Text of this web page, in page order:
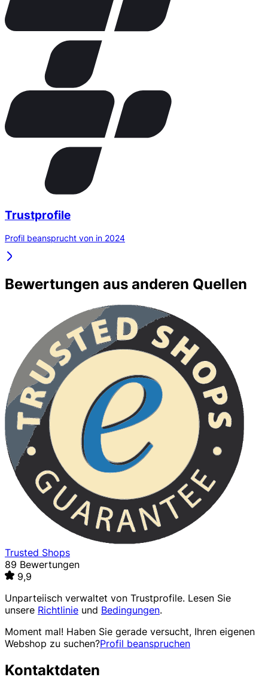
Trustprofile
Profil beansprucht von in 2024
Bewertungen aus anderen Quellen
Trusted Shops
89 Bewertungen
9,9
Unparteiisch verwaltet von Trustprofile. Lesen Sie
unsere Richtlinie und Bedingungen.
Moment mal! Haben Sie gerade versucht, Ihren eigenen
Webshop zu suchen?Profil beanspruchen
Kontaktdaten